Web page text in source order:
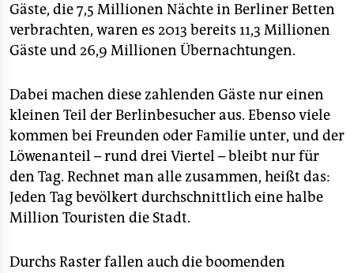
Gäste, die 7,5 Millionen Nächte in Berliner Betten
verbrachten, waren es 2013 bereits 11,3 Millionen
Gäste und 26,9 Millionen Übernachtungen.
Dabei machen diese zahlenden Gäste nur einen
kleinen Teil der Berlinbesucher aus. Ebenso viele
kommen bei Freunden oder Familie unter, und der
Löwenanteil – rund drei Viertel – bleibt nur für
den Tag. Rechnet man alle zusammen, heißt das:
Jeden Tag bevölkert durchschnittlich eine halbe
Million Touristen die Stadt.
Durchs Raster fallen auch die boomenden